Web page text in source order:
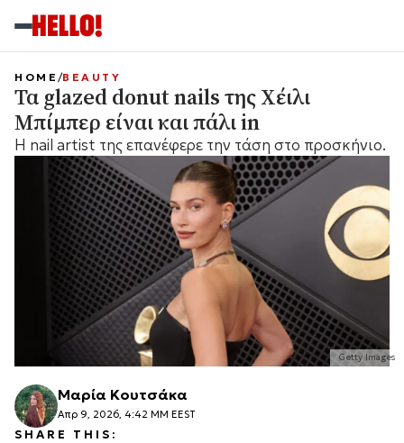
Getty Images
HOME BEAUTY
Τα glazed donut nails της Χέιλι
Μπίμπερ είναι και πάλι in
Η nail artist της επανέφερε την τάση στο προσκήνιο.
Μαρία Κουτσάκα
Απρ 9, 2026, 4:42 ΜΜ EEST
SHARE THIS: